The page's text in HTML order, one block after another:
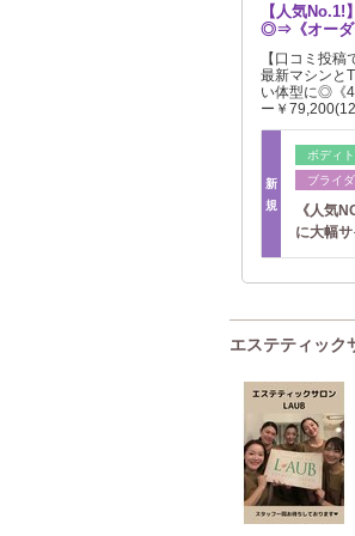
【人気
◎⇒《オーダ
【口コミ投
最新マシンと
い体型に◎《
ー￥
新
規
ボディ
ブライ
《人気
に大幅サ
エステティック